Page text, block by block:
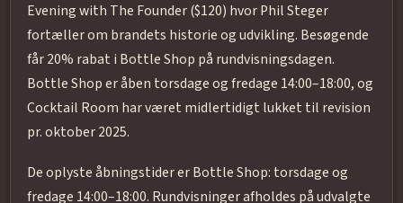
Evening with The Founder ($120) hvor Phil Steger
fortæller om brandets historie og udvikling. Besøgende
får 20% rabat i Bottle Shop på rundvisningsdagen.
Bottle Shop er åben torsdage og fredage 14:00–18:00, og
Cocktail Room har været midlertidigt lukket til revision
pr. oktober 2025.
De oplyste åbningstider er Bottle Shop: torsdage og
fredage 14:00–18:00. Rundvisninger afholdes på udvalgte